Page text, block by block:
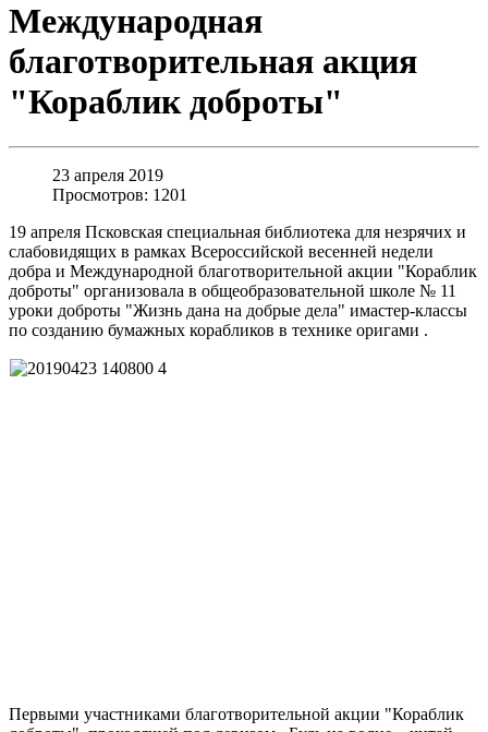
Международная
благотворительная акция
"Кораблик доброты"
23 апреля 2019
Просмотров: 1201
19 апреля Псковская специальная библиотека для незрячих и
слабовидящих в рамках Всероссийской весенней недели
добра и Международной благотворительной акции "Кораблик
доброты" организовала в общеобразовательной школе № 11
уроки доброты "Жизнь дана на добрые дела" имастер-классы
по созданию бумажных корабликов в технике оригами .
Первыми участниками благотворительной акции "Кораблик